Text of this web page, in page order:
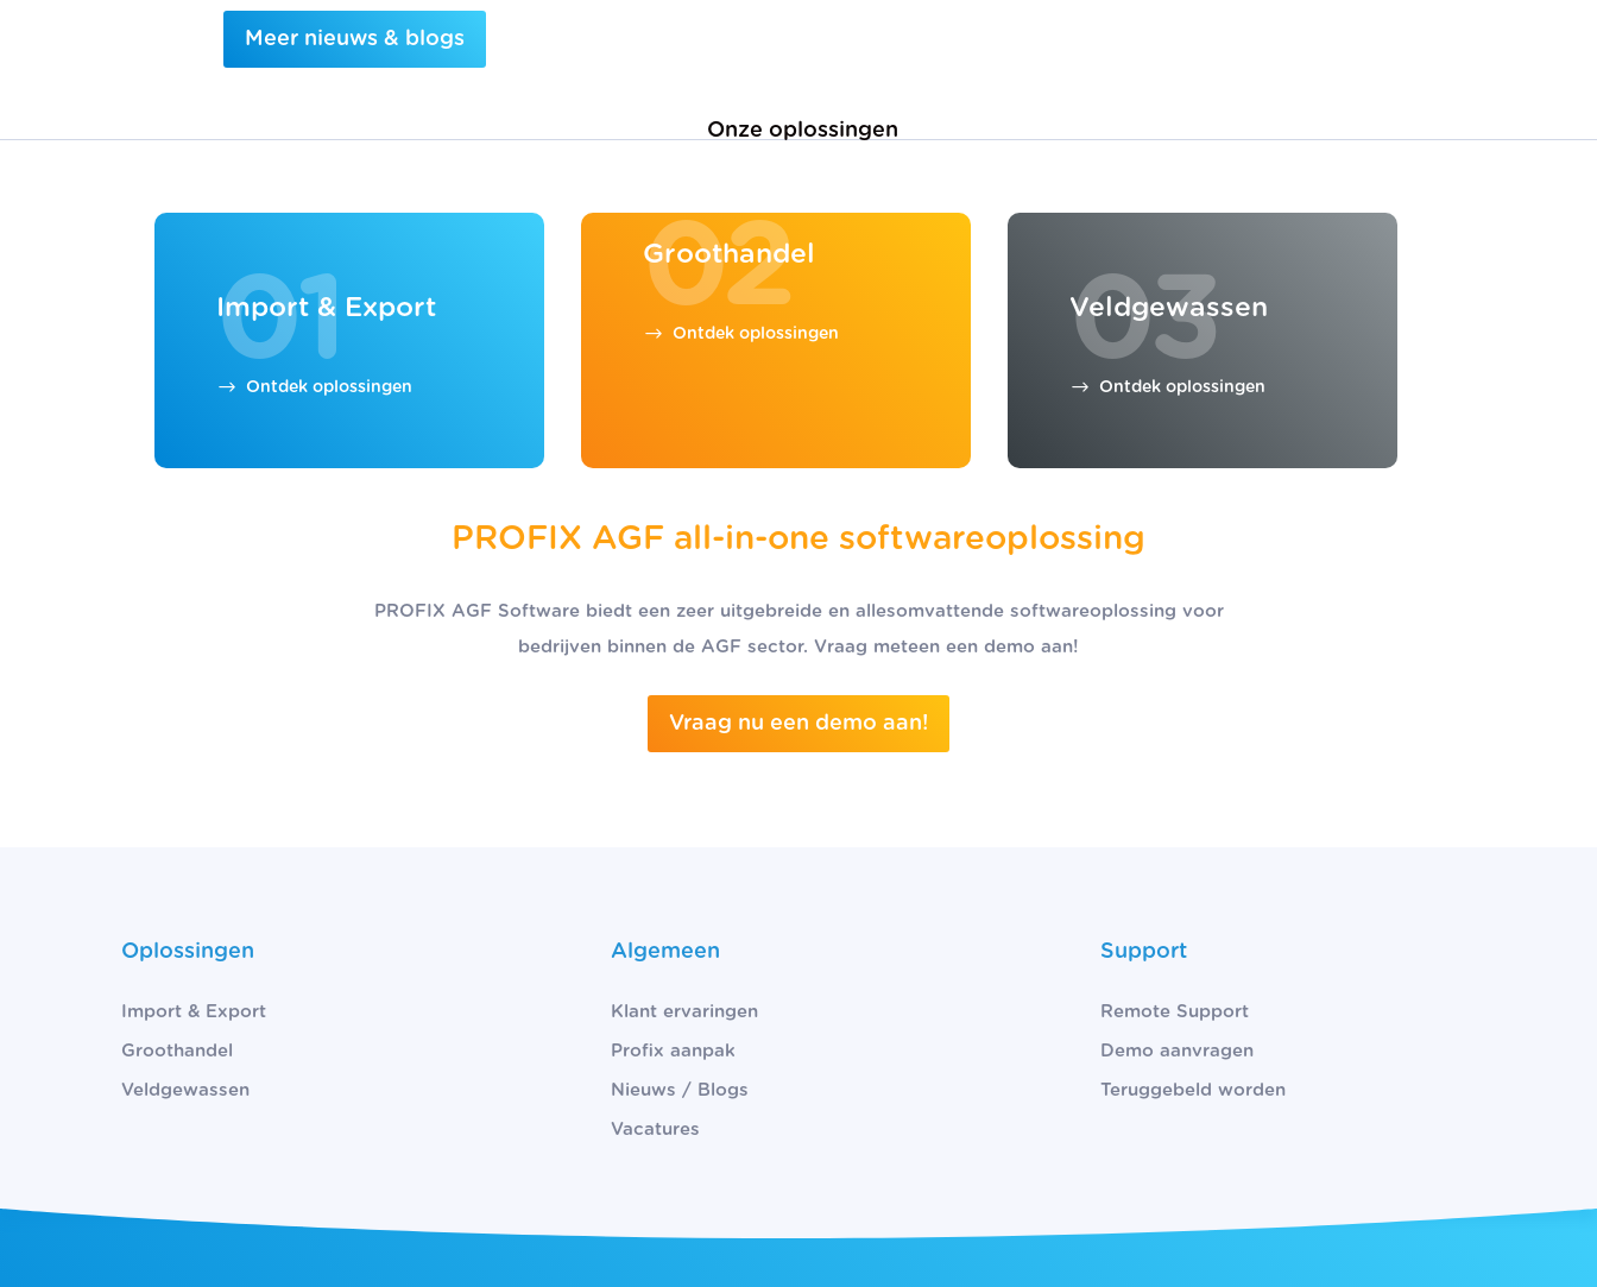
Meer nieuws & blogs
Onze oplossingen
Import & Export
01
Ontdek oplossingen
Groothandel
02
Ontdek oplossingen
Veldgewassen
03
Ontdek oplossingen
PROFIX AGF all-in-one softwareoplossing
PROFIX AGF Software biedt een zeer uitgebreide en allesomvattende softwareoplossing voor
bedrijven binnen de AGF sector. Vraag meteen een demo aan!
Vraag nu een demo aan!
Oplossingen
Import & Export
Groothandel
Veldgewassen
Algemeen
Klant ervaringen
Profix aanpak
Nieuws / Blogs
Vacatures
Support
Remote Support
Demo aanvragen
Teruggebeld worden